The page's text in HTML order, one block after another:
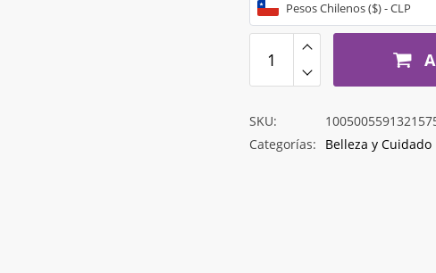
era:
$67.734.
es:
$18.958.
Pesos Chilenos ($) - CLP
SKU:
Categorías:
Belleza y Cuidado